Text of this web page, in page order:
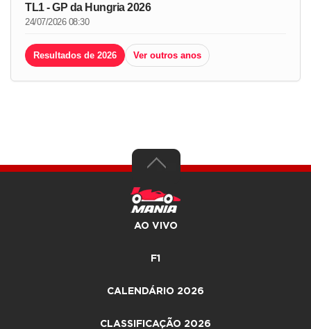
TL1 - GP da Hungria 2026
24/07/2026 08:30
Resultados de 2026 Ver outros anos
AO VIVO
F1
CALENDÁRIO 2026
CLASSIFICAÇÃO 2026